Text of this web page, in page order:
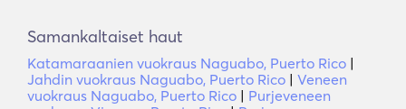
Samankaltaiset haut
Katamaraanien vuokraus Naguabo, Puerto Rico |
Jahdin vuokraus Naguabo, Puerto Rico | Veneen
vuokraus Naguabo, Puerto Rico | Purjeveneen